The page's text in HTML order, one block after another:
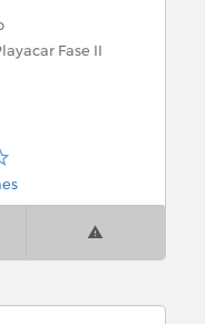
Fase II